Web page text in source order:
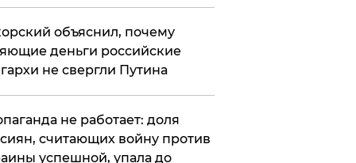
объяснил, почему
деньги российские
не свергли Путина
не работает: доля
считающих войну против
успешной, упала до